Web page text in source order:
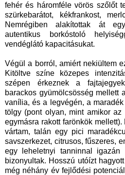
fehér és háromféle vörös szőlőt
szürkebarátot, kékfrankost,
Nemrégiben alakítottak át
autentikus borkóstoló
vendéglátó kapacitásukat.
Végül a borról, amiért nekiültem
Kitöltve színe közepes
szépen érkeznek a
barackos gyümölcsösség mellett
vanília, és a legvégén, a
tölgy (pont olyan, mint amikor
egymásra rakott farönkök
vártam, talán egy pici
savszerkezet, citrusos, fűszeres,
egy leheletnyi tanninnal igazán
bizonyultak. Hosszú utóízt
még néhány év fejlődési